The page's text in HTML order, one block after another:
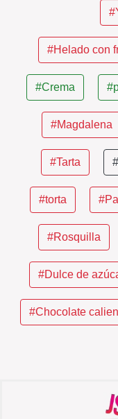
#Helado con
#Crema
#Magdalena
#Tarta
#torta
#Rosquilla
#Dulce de
#Chocolate